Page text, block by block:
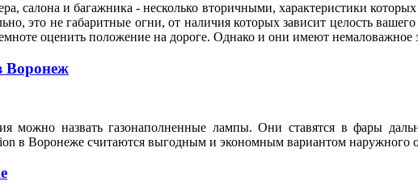
салона и багажника - несколько вторичными, характеристики
это не габаритные огни, от наличия которых зависит целость
оценить положение на дороге. Однако и они имеют немаловажное
Воронеж
можно назвать газонаполненные лампы. Они ставятся в фары
в Воронеже считаются выгодным и экономным вариантом наружного